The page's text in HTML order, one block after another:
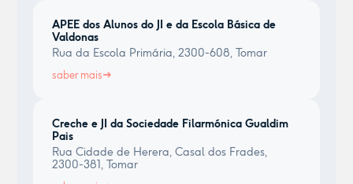
APEE dos Alunos do JI e da Escola Básica de
Valdonas
Rua da Escola Primária, 2300-608, Tomar
saber mais
Creche e JI da Sociedade Filarmónica Gualdim
Pais
Rua Cidade de Herera, Casal dos Frades,
2300-381, Tomar